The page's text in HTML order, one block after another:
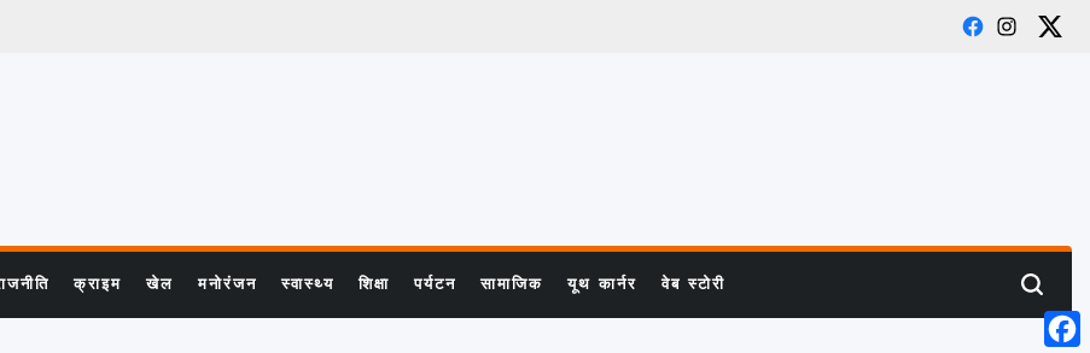
Facebook
Instagram
X
क्राइम खेल मनोरंजन स्वास्थ्य शिक्षा पर्यटन सामाजिक यूथ कार्नर वेब स्टोरी Search